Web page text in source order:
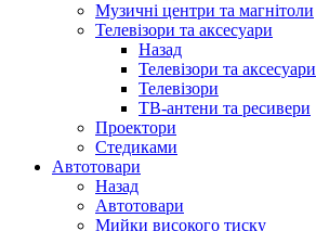
Музичні центри та магнітоли
Телевізори та аксесуари
Назад
Телевізори та аксесуари
Телевізори
ТВ-антени та ресивери
Проектори
Стедиками
Автотовари
Назад
Автотовари
Мийки високого тиску